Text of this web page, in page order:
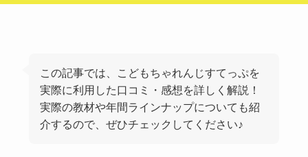
この記事では、こどもちゃれんじすてっぷを
実際に利用した口コミ・感想を詳しく解説！
実際の教材や年間ラインナップについても紹
介するので、ぜひチェックしてください♪